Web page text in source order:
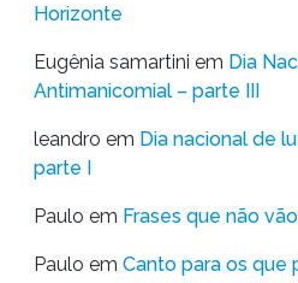
Horizonte
Eugênia samartini em Dia
Antimanicomial – parte III
leandro em Dia nacional de
parte I
Paulo em Frases que não
Paulo em Canto para os que